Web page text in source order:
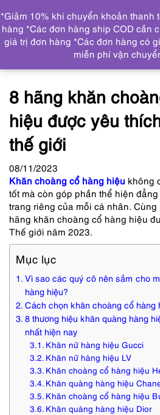
Trang chủ Tin tức
8 hãng
được yêu thích nhất trên thế giới
8 hãng khăn
hiệu được yêu
thế giới
08/11/2023
Khăn choàng cổ hàng hiệu không
tốt mà còn góp phần thể hiện
trang riêng của mỗi cá nhân. Cùng
hãng khăn choàng cổ hàng hiệu
Thế giới năm 2023.
Mục lục
Vì sao các quý cô nên sắm cho
hàng hiệu?
Cách chọn khăn choàng cổ hàng
8 thương hiệu khăn quàng hàng
nhất hiện nay
Khăn nữ hàng hiệu Gucci
Khăn nữ hàng hiệu LV
Khăn choàng cổ hàng hiệu
Khăn quàng hàng hiệu
Khăn choàng cổ hàng hiệu
Khăn quàng hàng hiệu Dior
*Giảm 10% khi chuyển khoản thanh
hàng *Các đơn hàng ship COD cần
giá trị đơn hàng *Các đơn hàng có
miễn phí vận